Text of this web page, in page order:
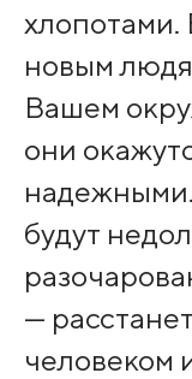
хлопотами.
новым
Вашем
они
будут
—
человеком